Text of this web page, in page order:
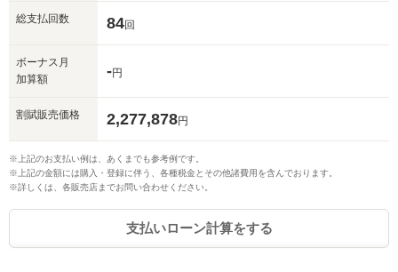
総支払回数 84回
ボーナス月
加算額
-円
割賦販売価格 2,277,878円
※上記のお支払い例は、あくまでも参考例です。
※上記の金額には購入・登録に伴う、各種税金とその他諸費用を含んでおります。
※詳しくは、各販売店までお問い合わせください。
支払いローン計算をする